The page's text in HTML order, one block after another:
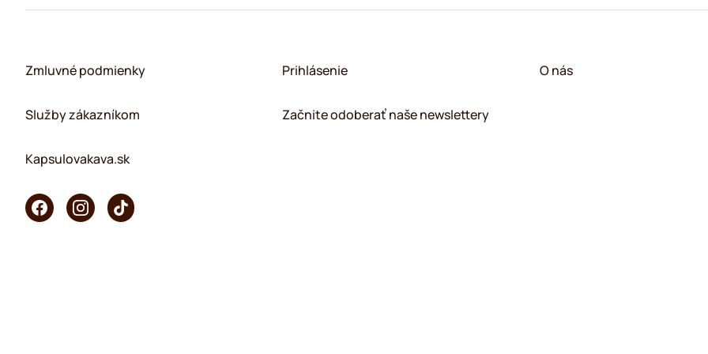
Zmluvné podmienky
Služby zákazníkom
Kapsulovakava.sk
Prihlásenie
Začnite odoberať naše newslettery
O nás